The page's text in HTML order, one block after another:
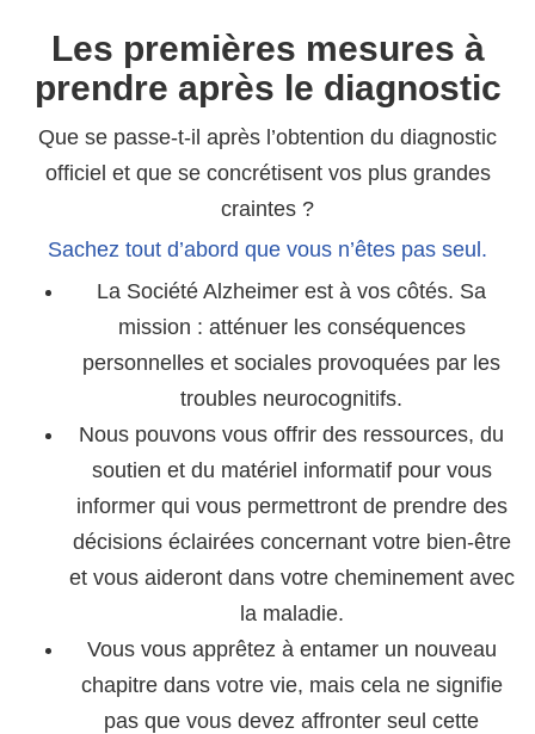
Les premières mesures à
prendre après le diagnostic
Que se passe-t-il après l’obtention du diagnostic
officiel et que se concrétisent vos plus grandes
craintes ?
Sachez tout d’abord que vous n’êtes pas seul.
La Société Alzheimer est à vos côtés. Sa
mission : atténuer les conséquences
personnelles et sociales provoquées par les
troubles neurocognitifs.
Nous pouvons vous offrir des ressources, du
soutien et du matériel informatif pour vous
informer qui vous permettront de prendre des
décisions éclairées concernant votre bien-être
et vous aideront dans votre cheminement avec
la maladie.
Vous vous apprêtez à entamer un nouveau
chapitre dans votre vie, mais cela ne signifie
pas que vous devez affronter seul cette